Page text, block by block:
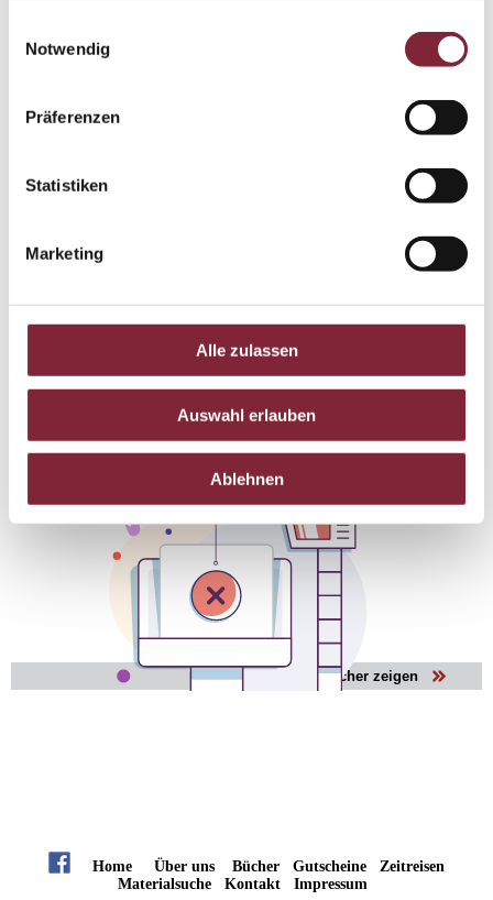
Notwendig
Präferenzen
Statistiken
Marketing
Alle zulassen
Auswahl erlauben
Ablehnen
Alle Bücher zeigen
Home Über uns Bücher Gutscheine
Zeitreisen
Materialsuche
Kontakt Impressum